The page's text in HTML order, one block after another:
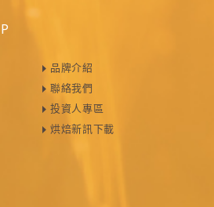
品牌介紹
聯絡我們
投資人專區
烘焙新訊下載